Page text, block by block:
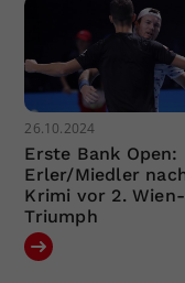
26.10.2024
Erste Bank Open:
Erler/Miedler
Krimi vor 2. Wien-
Triumph